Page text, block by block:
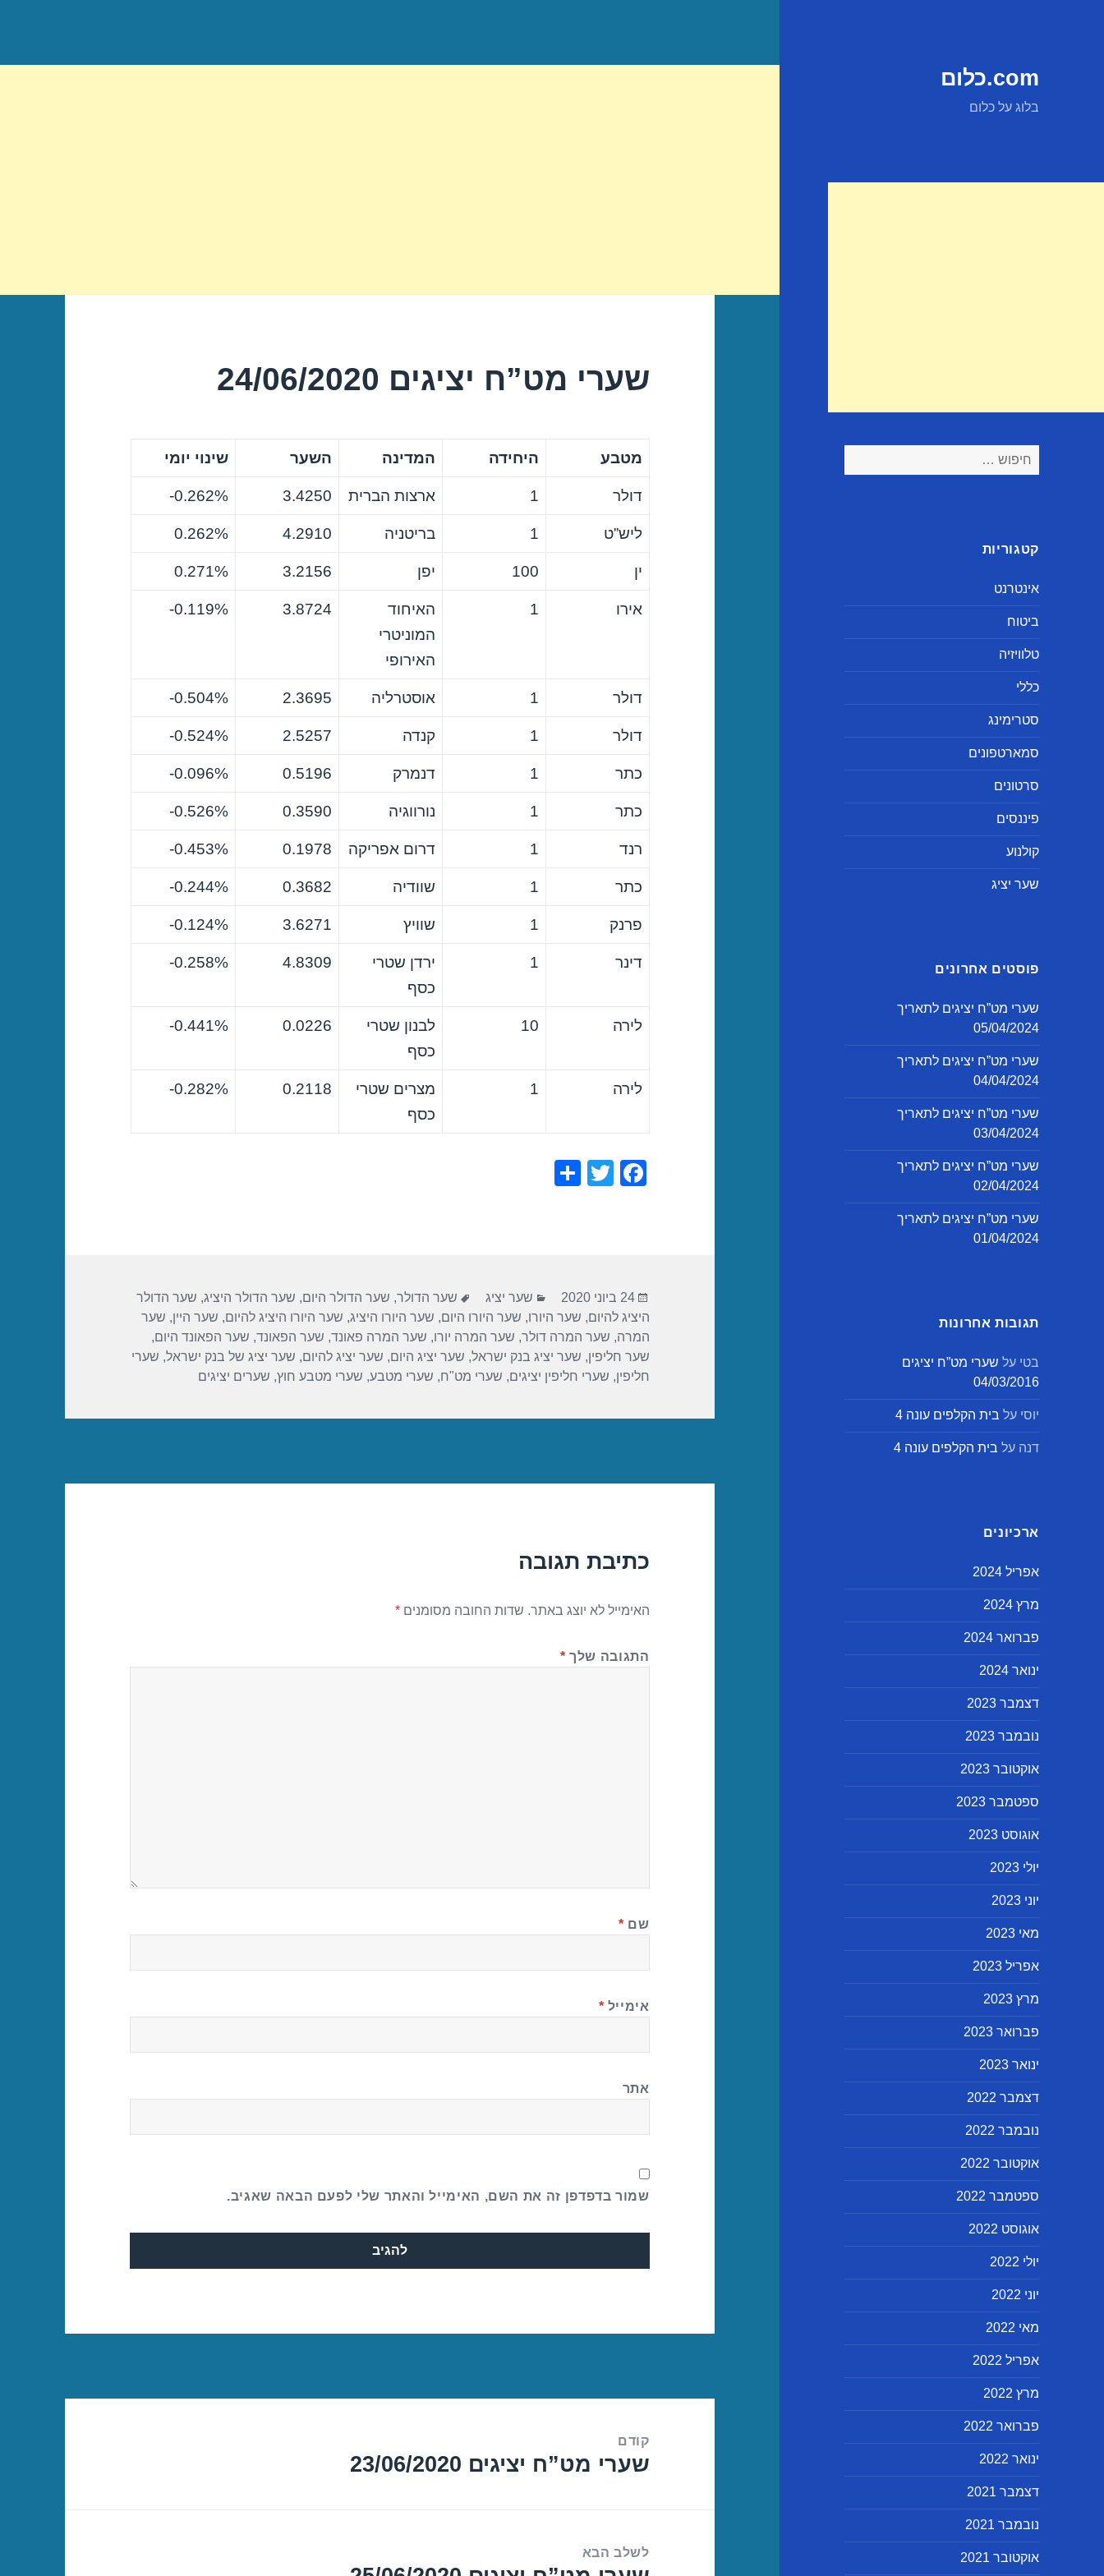
com.כלום
בלוג על כלום
חיפוש:
קטגוריות
אינטרנט
ביטוח
טלוויזיה
כללי
סטרימינג
סמארטפונים
סרטונים
פיננסים
קולנוע
שער יציג
פוסטים אחרונים
שערי מט”ח יציגים לתאריך
05/04/2024
שערי מט”ח יציגים לתאריך
04/04/2024
שערי מט”ח יציגים לתאריך
03/04/2024
שערי מט”ח יציגים לתאריך
02/04/2024
שערי מט”ח יציגים לתאריך
01/04/2024
תגובות אחרונות
בטי על שערי מט”ח יציגים
04/03/2016
יוסי על בית הקלפים עונה 4
דנה על בית הקלפים עונה 4
ארכיונים
אפריל 2024
מרץ 2024
פברואר 2024
ינואר 2024
דצמבר 2023
נובמבר 2023
אוקטובר 2023
ספטמבר 2023
אוגוסט 2023
יולי 2023
יוני 2023
מאי 2023
אפריל 2023
מרץ 2023
פברואר 2023
ינואר 2023
דצמבר 2022
נובמבר 2022
אוקטובר 2022
ספטמבר 2022
אוגוסט 2022
יולי 2022
יוני 2022
מאי 2022
אפריל 2022
מרץ 2022
פברואר 2022
ינואר 2022
דצמבר 2021
נובמבר 2021
אוקטובר 2021
שערי מט”ח יציגים 24/06/2020
מטבע היחידה המדינה השער שינוי יומי
דולר 1 ארצות הברית 3.4250
0.262%-
ליש”ט 1 בריטניה 4.2910
0.262%
ין 100 יפן 3.2156
0.271%
אירו 1
האיחוד
המוניטרי
האירופי
3.8724
0.119%-
דולר 1 אוסטרליה 2.3695
0.504%-
דולר 1 קנדה 2.5257
0.524%-
כתר 1 דנמרק 0.5196
0.096%-
כתר 1 נורווגיה 0.3590
0.526%-
רנד 1 דרום אפריקה 0.1978
0.453%-
כתר 1 שוודיה 0.3682
0.244%-
פרנק 1 שוויץ 3.6271
0.124%-
דינר 1
ירדן שטרי
כסף
4.8309
0.258%-
לירה 10
לבנון שטרי
כסף
0.0226
0.441%-
לירה 1
מצרים שטרי
כסף
0.2118
0.282%-
F
o
o
k
T
פורסם
בתאריך
24 ביוני 2020 קטגוריות
שער יציג תגיות
שער הדולר, שער הדולר היום, שער הדולר היציג, שער הדולר
היציג להיום, שער היורו, שער היורו היום, שער היורו היציג, שער היורו היציג להיום, שער היין, שער
המרה, שער המרה דולר, שער המרה יורו, שער המרה פאונד, שער הפאונד, שער הפאונד היום,
שער חליפין, שער יציג בנק ישראל, שער יציג היום, שער יציג להיום, שער יציג של בנק ישראל, שערי
חליפין, שערי חליפין יציגים, שערי מט"ח, שערי מטבע, שערי מטבע חוץ, שערים יציגים
כתיבת תגובה
האימייל לא יוצג באתר. שדות החובה מסומנים*
התגובה שלך *
שם *
אימייל *
אתר
שמור בדפדפן זה את השם, האימייל והאתר שלי לפעם הבאה שאגיב.
קודם
הפוסט
שערי מט”ח יציגים 23/06/2020
לשלב הבא